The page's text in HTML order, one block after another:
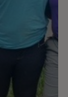
าทำงานของ
ชั่วโมง ทำให้
นๆ ได้ และช่วย
ล้านดอลลาร์